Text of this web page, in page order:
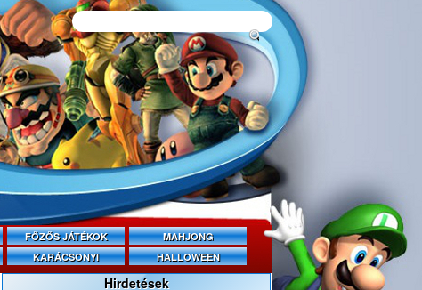
FŐZŐS JÁTÉKOK
MAHJONG
KARÁCSONYI HALLOWEEN
Hirdetések